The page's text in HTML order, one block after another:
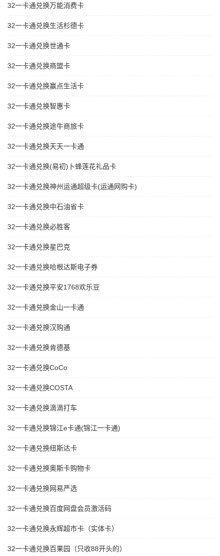
32一卡通兑换万能消费卡
32一卡通兑换生活杉德卡
32一卡通兑换世通卡
32一卡通兑换商盟卡
32一卡通兑换赢点生活卡
32一卡通兑换智惠卡
32一卡通兑换途牛商旅卡
32一卡通兑换天天一卡通
32一卡通兑换(易初)卜蜂莲花礼品卡
32一卡通兑换神州运通超级卡(运通网购卡)
32一卡通兑换中石油省卡
32一卡通兑换必胜客
32一卡通兑换星巴克
32一卡通兑换哈根达斯电子券
32一卡通兑换平安1768欢乐豆
32一卡通兑换金山一卡通
32一卡通兑换汉购通
32一卡通兑换肯德基
32一卡通兑换CoCo
32一卡通兑换COSTA
32一卡通兑换滴滴打车
32一卡通兑换锦江e卡通(锦江一卡通)
32一卡通兑换纽斯达卡
32一卡通兑换奥斯卡购物卡
32一卡通兑换网易严选
32一卡通兑换百度网盘会员激活码
32一卡通兑换永辉超市卡（实体卡）
32一卡通兑换百果园（只收88开头的）